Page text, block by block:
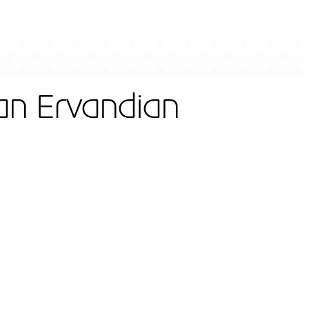
Ervandian